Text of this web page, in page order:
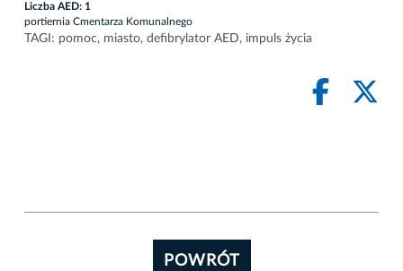
Liczba AED: 1
portiernia Cmentarza Komunalnego
TAGI: pomoc, miasto, defibrylator AED, impuls życia
POWRÓT